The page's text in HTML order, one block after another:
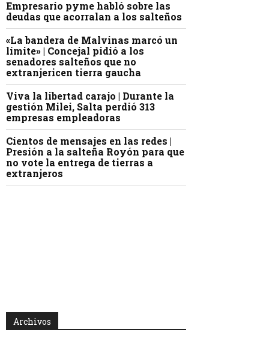
Empresario pyme habló sobre las
deudas que acorralan a los salteños
«La bandera de Malvinas marcó un
límite» | Concejal pidió a los
senadores salteños que no
extranjericen tierra gaucha
Viva la libertad carajo | Durante la
gestión Milei, Salta perdió 313
empresas empleadoras
Cientos de mensajes en las redes |
Presión a la salteña Royón para que
no vote la entrega de tierras a
extranjeros
Archivos